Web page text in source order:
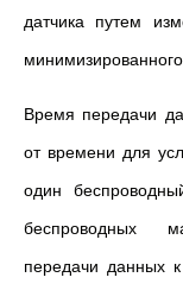
датчика путем
Время передачи
от времени для
один
беспроводных
передачи данных